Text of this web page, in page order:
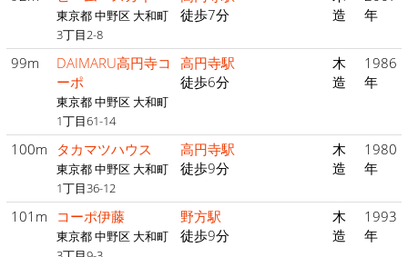
東京都 中野区 大和町
3丁目2-8
徒歩7分
造
年
99m
DAIMARU高円寺コ
ーポ
東京都 中野区 大和町
1丁目61-14
高円寺駅
徒歩6分
木
造
1986
年
100m タカマツハウス
東京都 中野区 大和町
1丁目36-12
高円寺駅
徒歩9分
木
造
1980
年
101m コーポ伊藤
東京都 中野区 大和町
野方駅
徒歩9分
木
造
1993
年